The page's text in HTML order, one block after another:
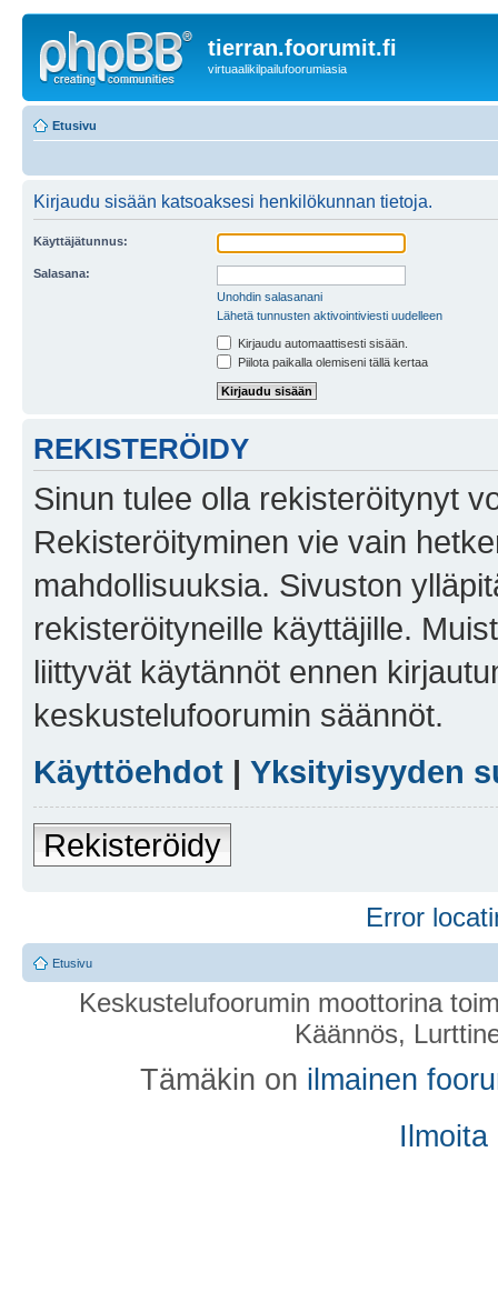
tierran.foorumit.fi
virtuaalikilpailufoorumiasia
Etusivu
Kirjaudu sisään katsoaksesi henkilökunnan tietoja.
Käyttäjätunnus:
Salasana:
Unohdin salasanani
Lähetä tunnusten aktivointiviesti uudelleen
Kirjaudu automaattisesti sisään.
Piilota paikalla olemiseni tällä kertaa
REKISTERÖIDY
Sinun tulee olla rekisteröitynyt
Rekisteröityminen vie vain
mahdollisuuksia. Sivuston
rekisteröityneille käyttäjille.
liittyvät käytännöt ennen
keskustelufoorumin säännöt.
Käyttöehdot | Yksityisyyden
Rekisteröidy
Error
Etusivu
Keskustelufoorumin moottorina
Käännös,
Tämäkin on ilmainen